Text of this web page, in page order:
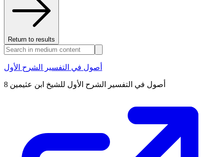
Return to results
أصول في التفسير الشرح الأول
أصول في التفسير الشرح الأول للشيخ ابن عثيمين 8